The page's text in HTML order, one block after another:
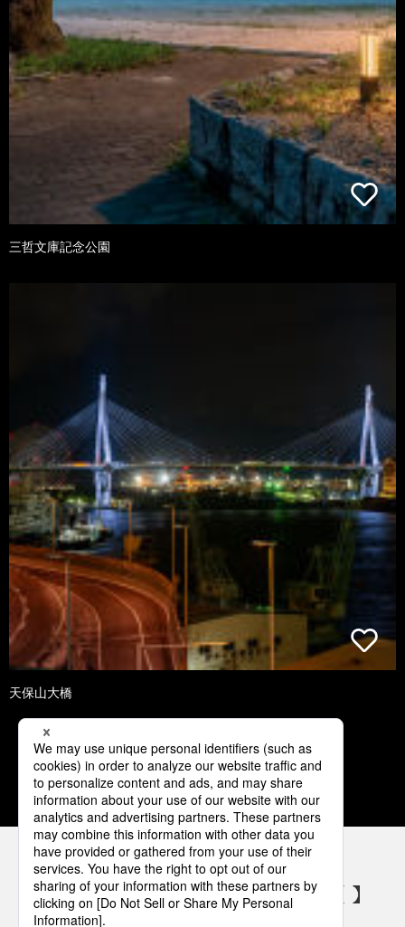
三哲文庫記念公園
天保山大橋
1 2 3 4 5
パナソニックの電気設備 SNSアカウント